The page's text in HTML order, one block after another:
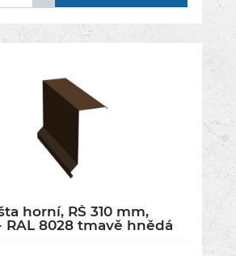
horní, RŠ 310 mm,
RAL 8028 tmavě hnědá